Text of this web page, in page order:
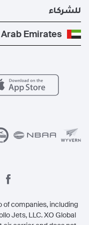
تكلفة الطائرة الخاصة
الصحة والسلامة
برنامج معادلة الكربون
عروض حصرية
الأسئلة التي يكثر طرحها
وجهات الدول الأكثر
الوجهات الأكثر شعبية
للشركاء
كن شريكًا لنا
للمشغلين
Emirates
of companies, including
Jets, LLC. XO Global